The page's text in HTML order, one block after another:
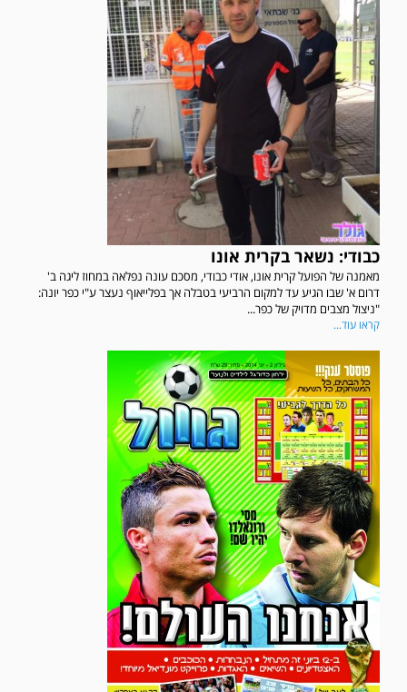
כבודי: נשאר בקרית אונו
מאמנה של הפועל קרית אונו, אודי כבודי, מסכם עונה נפלאה במחוז ליגה ב'
דרום א' שבו הגיע עד למקום הרביעי בטבלה אך בפלייאוף נעצר ע"י כפר יונה:
"ניצול מצבים מדויק של כפר...
קראו עוד...